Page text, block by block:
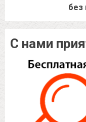
без
С нами